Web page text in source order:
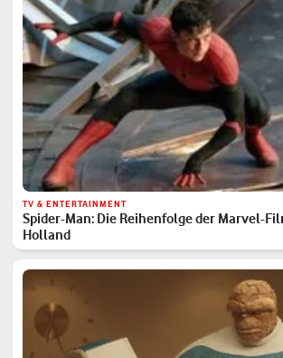
TV & ENTERTAINMENT
Spider-Man: Die Reihenfolge der Marvel-
Holland